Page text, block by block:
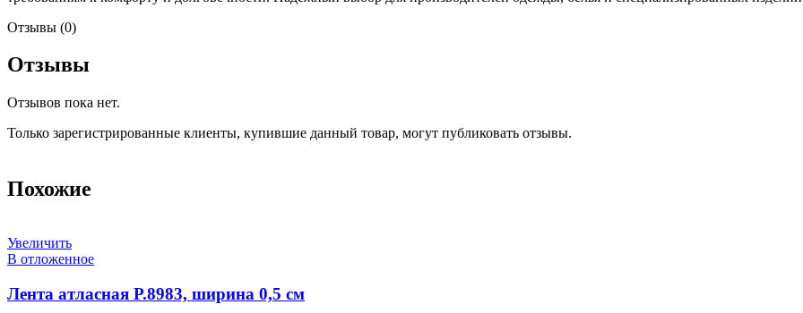
Отзывы (0)
Отзывы
Отзывов пока нет.
Только зарегистрированные клиенты, купившие данный товар, могут публиковать отзывы.
Похожие
Увеличить
В отложенное
Лента атласная Р.8983, ширина 0,5 см